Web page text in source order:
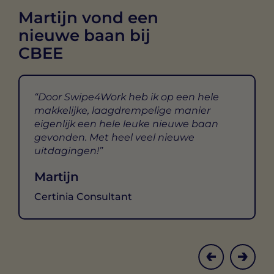
Martijn vond een
nieuwe baan bij
CBEE
Door Swipe4Work heb ik op een hele
makkelijke, laagdrempelige manier
eigenlijk een hele leuke nieuwe baan
gevonden. Met heel veel nieuwe
uitdagingen!
Martijn
Certinia Consultant